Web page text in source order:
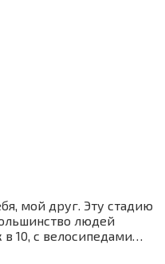
мой друг. Эту стадию
людей
10, с велосипедами…